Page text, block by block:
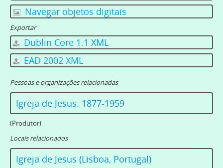
Navegar objetos digitais
Exportar
Dublin Core 1.1 XML
EAD 2002 XML
Pessoas e organizações relacionadas
Igreja de Jesus. 1877-1959
(Produtor)
Locais relacionados
Igreja de Jesus (Lisboa, Portugal)